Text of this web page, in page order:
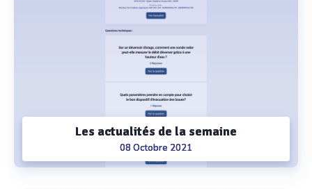
Les actualités de la semaine
08 Octobre 2021